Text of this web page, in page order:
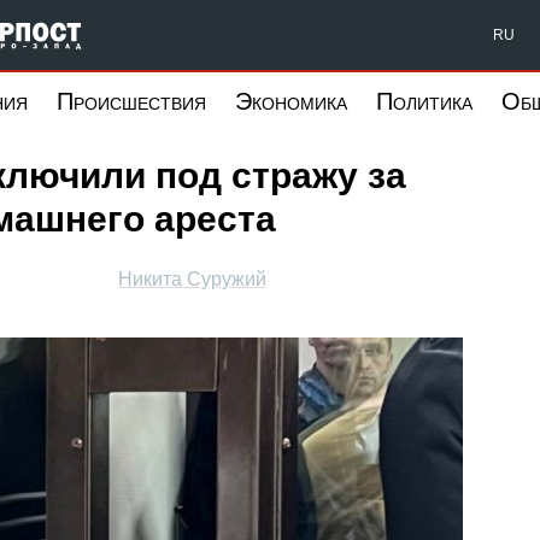
Форпост Северо-Запад RU
Происшествия Экономика Политика
под стражу за
ареста
Никита Суружий